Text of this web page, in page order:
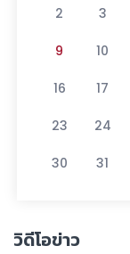
2 3
9 10
16 17
23 24
30 31
วิดีโอข่าว